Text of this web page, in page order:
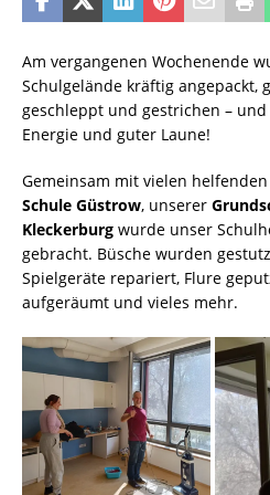
Am vergangenen Wochenende
Schulgelände kräftig angepackt,
geschleppt und gestrichen –
Energie und guter Laune!
Gemeinsam mit vielen
Schule Güstrow, unserer
Kleckerburg wurde unser
gebracht. Büsche wurden
Spielgeräte repariert, Flure
aufgeräumt und vieles mehr.